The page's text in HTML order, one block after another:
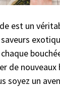
est un
de nouveaux
soyez un